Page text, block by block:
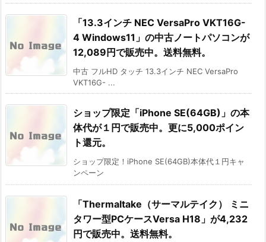
「13.3インチ NEC VersaPro VKT16G-
4 Windows11」の中古ノートパソコンが
12,089円で販売中。送料無料。
中古 フルHD タッチ 13.3インチ NEC VersaPro
VKT16G- ...
ショップ限定「iPhone SE(64GB)」の本
体代が１円で販売中。更に5,000ポイン
ト還元。
ショップ限定！iPhone SE(64GB)本体代１円キャ
ンペーン
「Thermaltake（サーマルテイク） ミニ
タワー型PCケースVersa H18」が4,232
円で販売中。送料無料。